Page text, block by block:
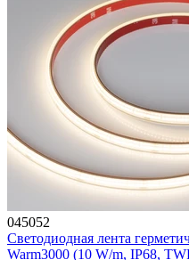
045052
Светодиодная лента
Warm3000 (10 W/m, IP68,